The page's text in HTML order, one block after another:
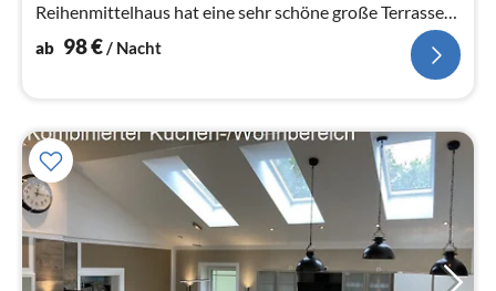
Reihenmittelhaus hat eine sehr schöne große Terrasse
und ist sehr gut ausgestattet!
ab 98€/ Nacht